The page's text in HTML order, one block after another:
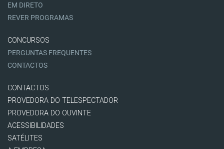
EM DIRETO
REVER PROGRAMAS
CONCURSOS
PERGUNTAS FREQUENTES
CONTACTOS
CONTACTOS
PROVEDORA DO TELESPECTADOR
PROVEDORA DO OUVINTE
ACESSIBILIDADES
SATÉLITES